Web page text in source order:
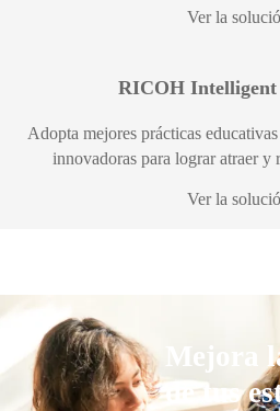
Ver la
RICOH Intelligent
Adopta mejores prácticas
innovadoras para lograr atraer y
Ver la
Mejora
de tus